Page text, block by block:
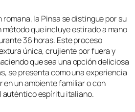
la Pinsa se distingue por su
método que incluye estirado a mano
36 horas. Este proceso
única, crujiente por fuera y
que sea una opción deliciosa
se presenta como una experiencia
un ambiente familiar o con
auténtico espíritu italiano.